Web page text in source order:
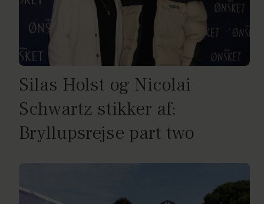
Silas Holst og Nicolai
Schwartz stikker af:
Bryllupsrejse part two